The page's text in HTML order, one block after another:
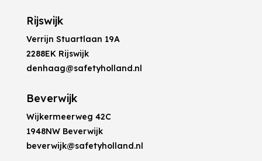
Rijswijk
Verrijn Stuartlaan 19A
2288EK Rijswijk
denhaag@safetyholland.nl
Beverwijk
Wijkermeerweg 42C
1948NW Beverwijk
beverwijk@safetyholland.nl